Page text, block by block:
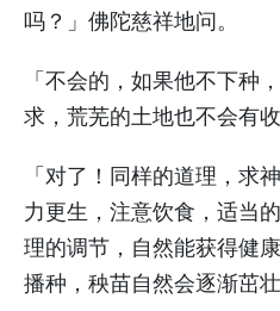
吗？」佛陀慈祥地问。
「不会的，如果他不下种
求，荒芜的土地也不会有
「对了！同样的道理，求
力更生，注意饮食，适当
理的调节，自然能获得健
播种，秧苗自然会逐渐茁